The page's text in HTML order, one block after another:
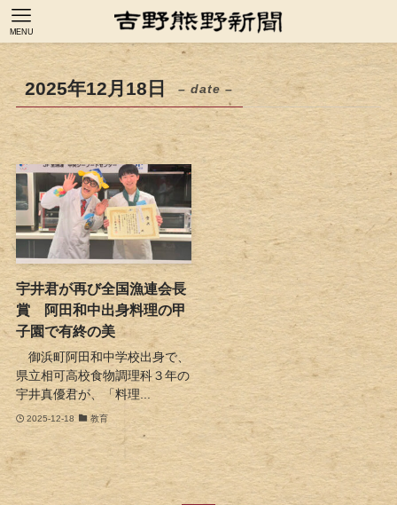
MENU
2025年12月18日 – date –
宇井君が再び全国漁連会長
賞 阿田和中出身料理の甲
子園で有終の美
御浜町阿田和中学校出身で、
県立相可高校食物調理科３年の
宇井真優君が、「料理...
2025-12-18 教育